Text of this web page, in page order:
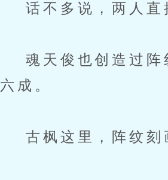
话不多说，两人直
魂天俊也创造过阵
六成。
古枫这里，阵纹刻